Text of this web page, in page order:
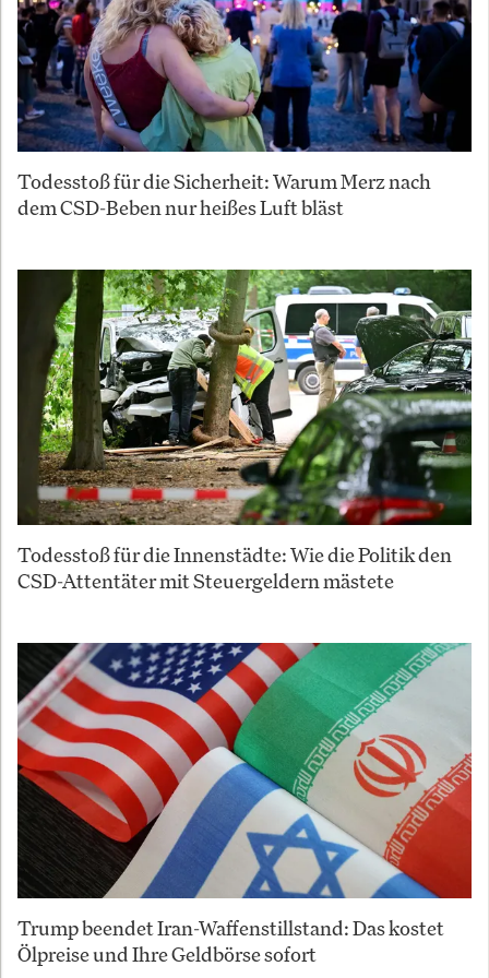
Todesstoß für die Sicherheit: Warum Merz nach
dem CSD-Beben nur heißes Luft bläst
Todesstoß für die Innenstädte: Wie die Politik den
CSD-Attentäter mit Steuergeldern mästete
Trump beendet Iran-Waffenstillstand: Das kostet
Ölpreise und Ihre Geldbörse sofort